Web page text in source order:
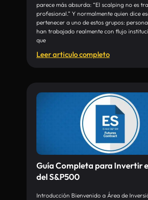
parece más absurda: “El scalping no es
profesional.” Y normalmente quien dice
pertenecer a uno de estos grupos:
han trabajado realmente con flujo
que
Leer articulo completo
Guía Completa para Invertir
del S&P500
Introducción Bienvenido a Área de